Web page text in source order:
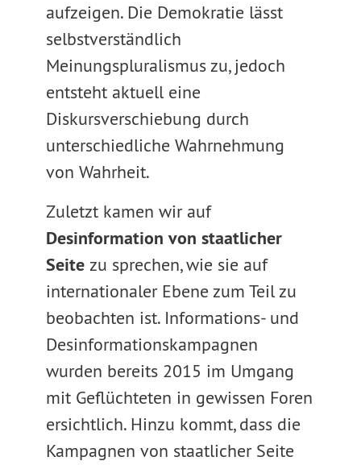
aufzeigen. Die Demokratie lässt
selbstverständlich
Meinungspluralismus zu, jedoch
entsteht aktuell eine
Diskursverschiebung durch
unterschiedliche Wahrnehmung
von Wahrheit.
Zuletzt kamen wir auf
Desinformation von staatlicher
Seite zu sprechen, wie sie auf
internationaler Ebene zum Teil zu
beobachten ist. Informations- und
Desinformationskampagnen
wurden bereits 2015 im Umgang
mit Geflüchteten in gewissen Foren
ersichtlich. Hinzu kommt, dass die
Kampagnen von staatlicher Seite